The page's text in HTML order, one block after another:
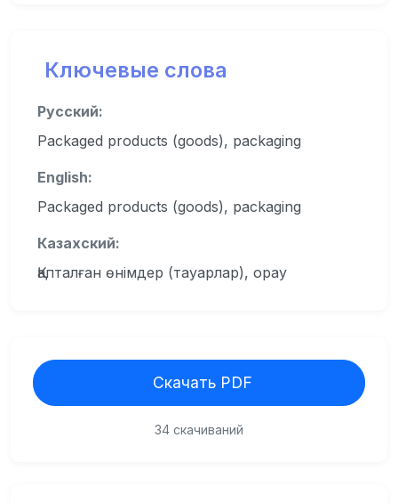
Ключевые слова
Русский:
Packaged products (goods), packaging
English:
Packaged products (goods), packaging
Казахский:
Қапталған өнімдер (тауарлар), орау
Скачать PDF
34 скачиваний